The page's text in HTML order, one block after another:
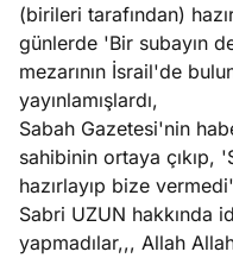
(birileri tarafından)
günlerde 'Bir subayın
mezarının İsrail'de
yayınlamışlardı,
Sabah Gazetesi'nin
sahibinin ortaya çıkıp,
hazırlayıp bize
Sabri UZUN hakkında
yapmadılar,,, Allah